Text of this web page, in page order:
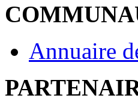
Annuaire